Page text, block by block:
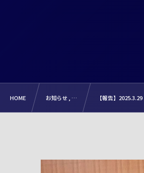
HOME お知らせ , … 【報告】